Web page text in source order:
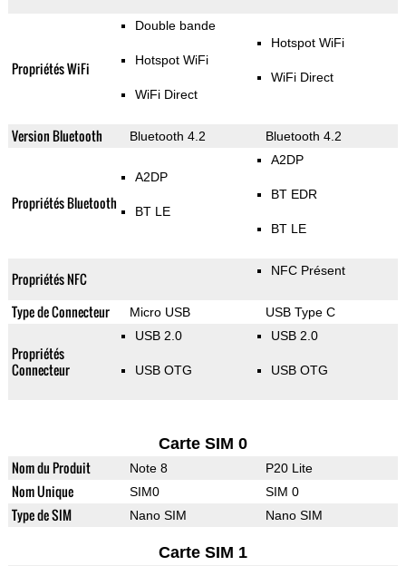
Propriétés WiFi
Double bande
Hotspot WiFi
WiFi Direct
Hotspot WiFi
WiFi Direct
Version Bluetooth Bluetooth 4.2 Bluetooth 4.2
Propriétés Bluetooth
A2DP
BT LE
A2DP
BT EDR
BT LE
Propriétés NFC NFC Présent
Type de Connecteur Micro USB USB Type C
Propriétés
Connecteur
USB 2.0
USB OTG
USB 2.0
USB OTG
Carte SIM 0
Nom du Produit Note 8 P20 Lite
Nom Unique SIM0 SIM 0
Type de SIM Nano SIM Nano SIM
Carte SIM 1